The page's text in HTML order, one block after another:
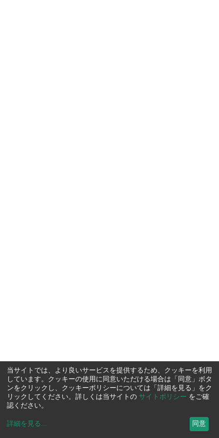
当サイトでは、より良いサービスを提供するため、クッキーを利用
しています。クッキーの使用に同意いただける場合は「同意」ボタ
ンをクリックし、クッキーポリシーについては「詳細を見る」をク
リックしてください。詳しくは当サイトの サイトポリシー をご確
認ください。
詳細を見る ... 同意